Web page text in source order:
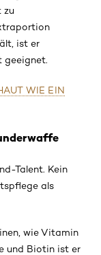
zu
ist er
geeignet.
WIE EIN
Talent. Kein
als
wie Vitamin
und Biotin ist er